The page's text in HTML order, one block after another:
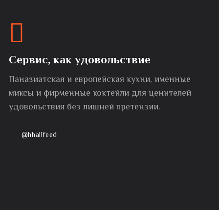
Сервис, как удовольствие
Паназиатская и европейская кухни, именные
миксы и фирменные коктейли для ценителей
удовольствия без лишней претензии.
@hhallfeed